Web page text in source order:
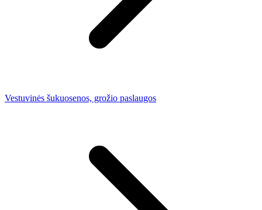
Vestuvinės šukuosenos, grožio paslaugos